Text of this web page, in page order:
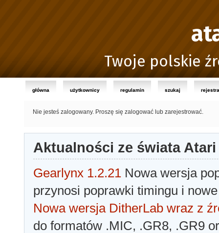
Twoje polskie
główna użytkownicy regulamin szukaj
Nie jesteś zalogowany. Proszę się zalogować lub zarejestrować.
Aktualności ze świata Atari
Gearlynx 1.2.21 Nowa wersja
przynosi poprawki timingu i
Nowa wersja DitherLab wraz z
do formatów .MIC, .GR8, .GR9